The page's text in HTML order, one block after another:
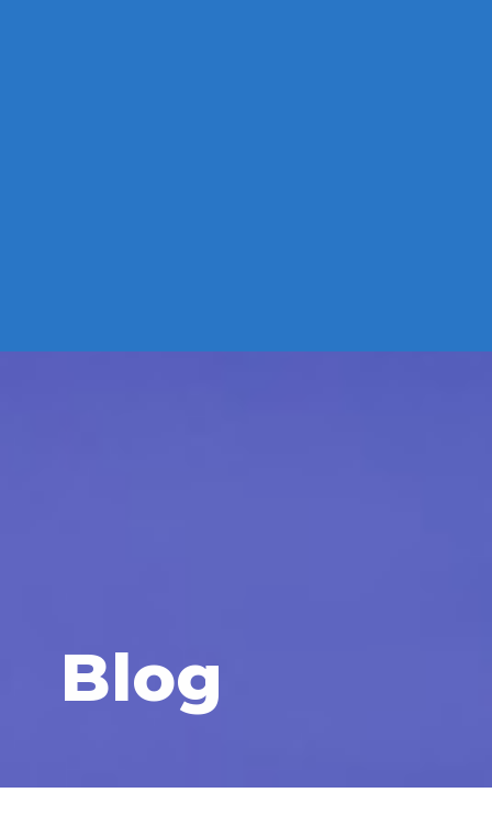
Blog